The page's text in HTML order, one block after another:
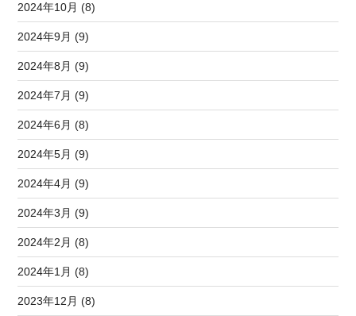
2024年10月 (8)
2024年9月 (9)
2024年8月 (9)
2024年7月 (9)
2024年6月 (8)
2024年5月 (9)
2024年4月 (9)
2024年3月 (9)
2024年2月 (8)
2024年1月 (8)
2023年12月 (8)